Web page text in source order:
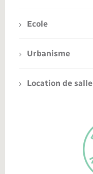
Ecole
Urbanisme
Location de salle